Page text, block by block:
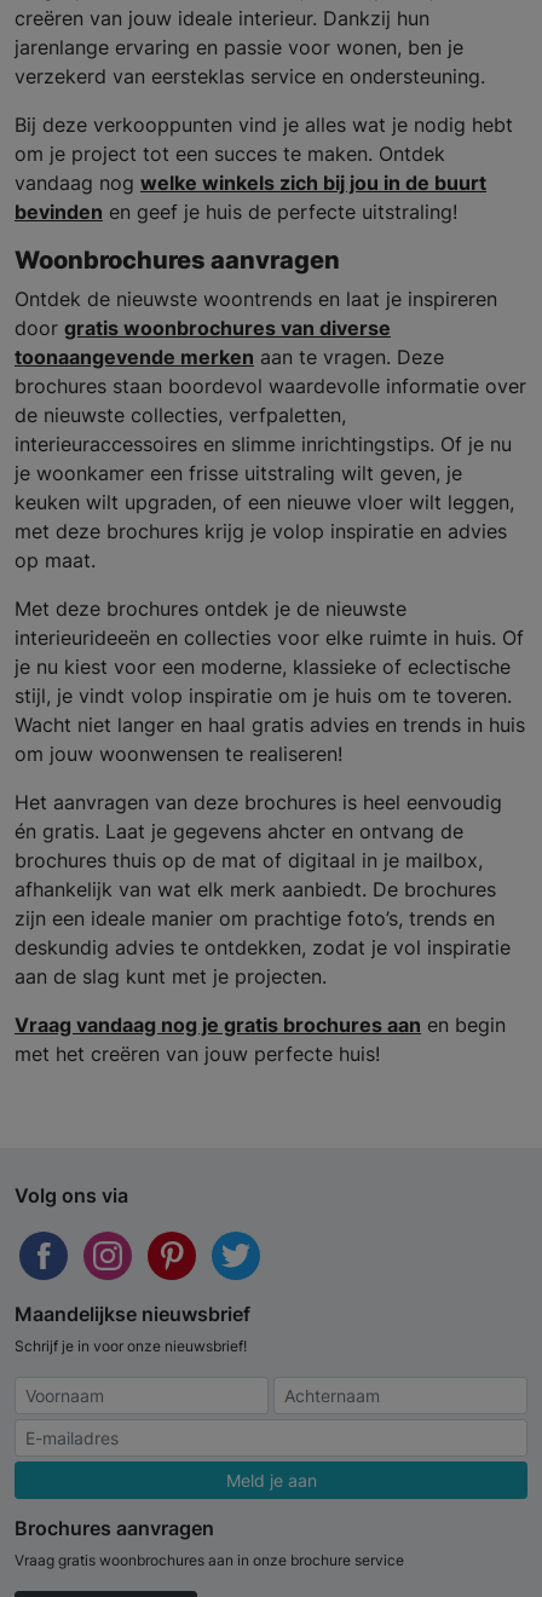
creëren van jouw ideale interieur. Dankzij hun
jarenlange ervaring en passie voor wonen, ben je
verzekerd van eersteklas service en ondersteuning.
Bij deze verkooppunten vind je alles wat je nodig hebt
om je project tot een succes te maken. Ontdek
vandaag nog welke winkels zich bij jou in de buurt
bevinden en geef je huis de perfecte uitstraling!
Woonbrochures aanvragen
Ontdek de nieuwste woontrends en laat je inspireren
door gratis woonbrochures van diverse
toonaangevende merken aan te vragen. Deze
brochures staan boordevol waardevolle informatie over
de nieuwste collecties, verfpaletten,
interieuraccessoires en slimme inrichtingstips. Of je nu
je woonkamer een frisse uitstraling wilt geven, je
keuken wilt upgraden, of een nieuwe vloer wilt leggen,
met deze brochures krijg je volop inspiratie en advies
op maat.
Met deze brochures ontdek je de nieuwste
interieurideeën en collecties voor elke ruimte in huis. Of
je nu kiest voor een moderne, klassieke of eclectische
stijl, je vindt volop inspiratie om je huis om te toveren.
Wacht niet langer en haal gratis advies en trends in huis
om jouw woonwensen te realiseren!
Het aanvragen van deze brochures is heel eenvoudig
én gratis. Laat je gegevens ahcter en ontvang de
brochures thuis op de mat of digitaal in je mailbox,
afhankelijk van wat elk merk aanbiedt. De brochures
zijn een ideale manier om prachtige foto’s, trends en
deskundig advies te ontdekken, zodat je vol inspiratie
aan de slag kunt met je projecten.
Vraag vandaag nog je gratis brochures aan en begin
met het creëren van jouw perfecte huis!
Volg ons via
Maandelijkse nieuwsbrief
Schrijf je in voor onze nieuwsbrief!
Meld je aan
Brochures aanvragen
Vraag gratis woonbrochures aan in onze brochure service